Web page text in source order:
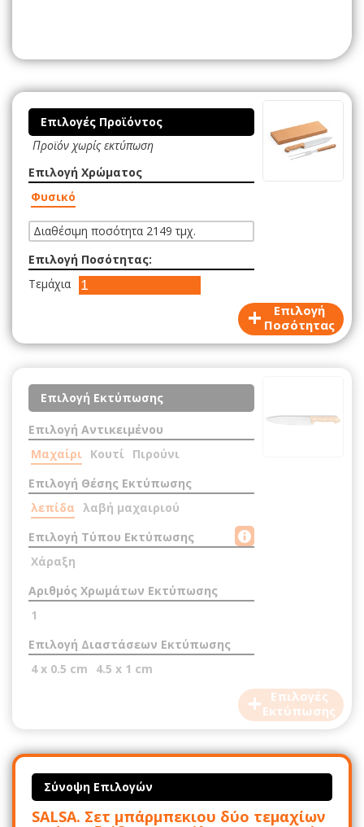
Επιλογές Προϊόντος
Προϊόν χωρίς εκτύπωση
+
Επιλογή
Ποσότητας
Επιλογή Χρώματος
Φυσικό
Διαθέσιμη ποσότητα 2149 τμχ.
Επιλογή Ποσότητας:
Τεμάχια
+
Επιλογές
Εκτύπωσης
Επιλογή Εκτύπωσης
Επιλογή Αντικειμένου
Μαχαίρι Κουτί Πιρούνι
Επιλογή Θέσης Εκτύπωσης
λεπίδα
λαβή μαχαιριού
Επιλογή Τύπου Εκτύπωσης
Χάραξη
Αριθμός Χρωμάτων Εκτύπωσης
1
Επιλογή Διαστάσεων Εκτύπωσης
4 x 0.5 cm
4.5 x 1 cm
Σύνοψη Επιλογών
SALSA. Σετ μπάρμπεκιου δύο τεμαχίων